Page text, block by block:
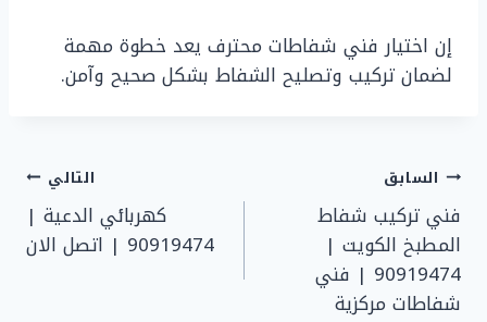
إن اختيار فني شفاطات محترف يعد خطوة مهمة
لضمان تركيب وتصليح الشفاط بشكل صحيح وآمن.
تصفّح
المقالات
السابق
فني تركيب شفاط
المطبخ الكويت |
90919474 | فني
شفاطات مركزية
التالي
كهربائي الدعية |
90919474 | اتصل الان